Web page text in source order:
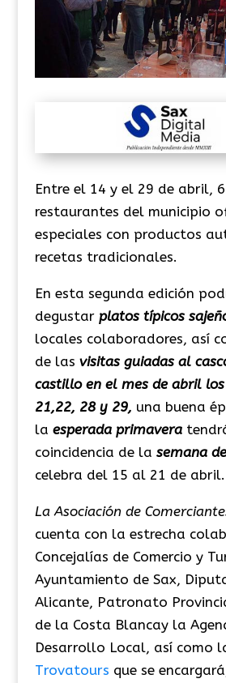
Entre el 14 y el 29 de abril,
restaurantes del municipio
especiales con productos
recetas tradicionales.
En esta segunda edición
degustarplatos típicos
locales colaboradores, así
de las visitas guiadas al
castillo en el mes de abril
21,22, 28 y 29, una buena
la esperada primavera
coincidencia de la semana
celebra del 15 al 21 de abril.
La Asociación de
cuenta con la estrecha
Concejalías de Comercio y
Ayuntamiento de Sax,
Alicante, Patronato
de la Costa Blancay la
Desarrollo Local, así como
Trovatours que se